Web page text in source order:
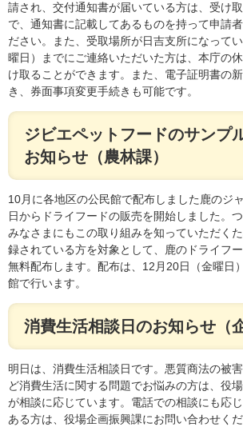
請され、交付通知書が届いている方は、受け
で、通知書に記載してあるものを持って申請
ださい。また、受取場所が日吉支所になって
曜日）までにご連絡いただいた方は、本庁の
け取ることができます。また、電子証明書の
き、券面事項変更手続きも可能です。
ジビエペットフードのサンプ
お知らせ（農林課）
10月に各地区の公民館で配布しました鹿のジ
日からドライフードの販売を開始しました。
みなさまにもこの取り組みを知っていただく
録されている方を対象として、鹿のドライフ
無料配布します。配布は、12月20日（金曜日
館で行います。
消費生活相談日のお知らせ（
明日は、消費生活相談日です。悪質商法の被
ど消費生活に関する問題でお悩みの方は、役
が相談に応じています。電話での相談にも応
ある方は、役場企画振興課にお問い合わせくだ